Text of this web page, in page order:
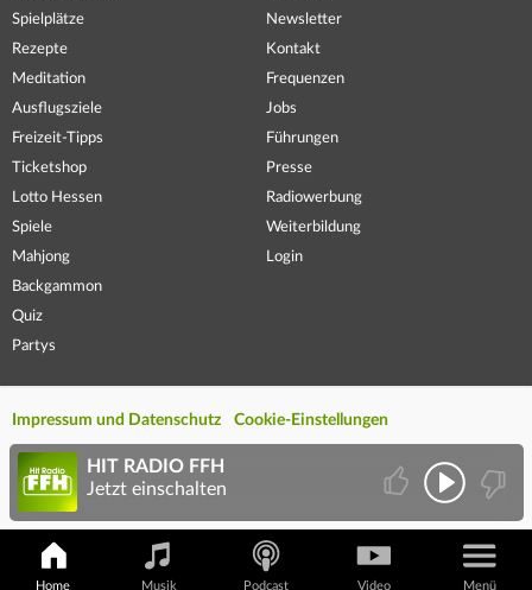
Spielplätze
Rezepte
Meditation
Ausflugsziele
Freizeit-Tipps
Ticketshop
Lotto Hessen
Spiele
Mahjong
Backgammon
Quiz
Partys
Newsletter
Kontakt
Frequenzen
Jobs
Führungen
Presse
Radiowerbung
Weiterbildung
Login
Impressum und Datenschutz Cookie-Einstellungen
Home Musik Podcast Video Menü
HIT RADIO FFH
Jetzt einschalten